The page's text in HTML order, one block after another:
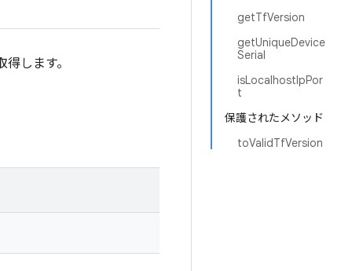
getTfVersion
getUniqueDevice
Serial
isLocalhostIpPor
t
保護されたメソッド
toValidTfVersion
します。